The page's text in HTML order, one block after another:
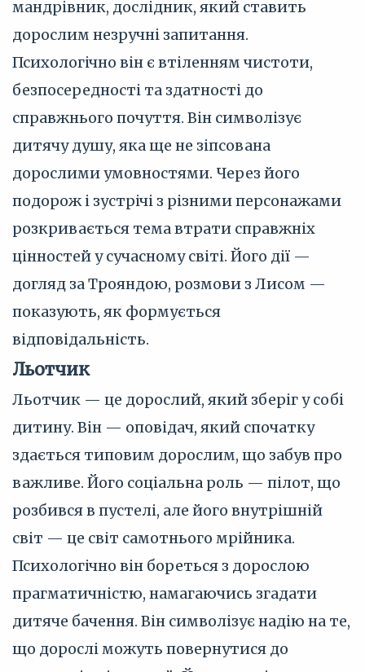
мандрівник, дослідник, який ставить
дорослим незручні запитання.
Психологічно він є втіленням чистоти,
безпосередності та здатності до
справжнього почуття. Він символізує
дитячу душу, яка ще не зіпсована
дорослими умовностями. Через його
подорож і зустрічі з різними персонажами
розкривається тема втрати справжніх
цінностей у сучасному світі. Його дії —
догляд за Трояндою, розмови з Лисом —
показують, як формується
відповідальність.
Льотчик
Льотчик — це дорослий, який зберіг у собі
дитину. Він — оповідач, який спочатку
здається типовим дорослим, що забув про
важливе. Його соціальна роль — пілот, що
розбився в пустелі, але його внутрішній
світ — це світ самотнього мрійника.
Психологічно він бореться з дорослою
прагматичністю, намагаючись згадати
дитяче бачення. Він символізує надію на те,
що дорослі можуть повернутися до